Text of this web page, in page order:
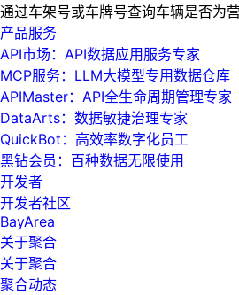
通过车架号或车牌号查询车辆是否为
产品服务
API市场：API数据应用服务专家
MCP服务：LLM大模型专用数据仓库
APIMaster：API全生命周期管理专家
DataArts：数据敏捷治理专家
QuickBot：高效率数字化员工
黑钻会员：百种数据无限使用
开发者
开发者社区
BayArea
关于聚合
关于聚合
聚合动态